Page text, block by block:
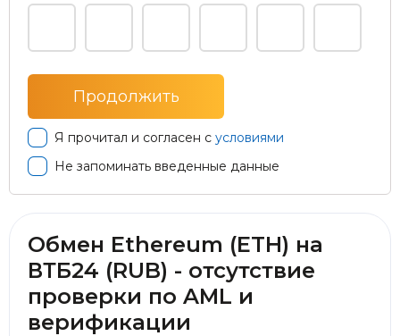
Я прочитал и согласен с условиями
Не запоминать введенные данные
Обмен Ethereum (ETH) на
ВТБ24 (RUB) - отсутствие
проверки по AML и
верификации